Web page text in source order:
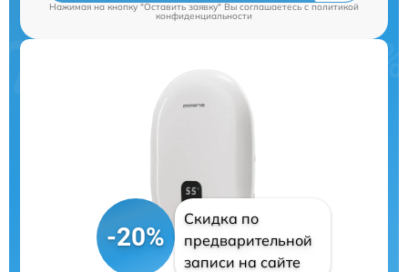
Нажимая на кнопку "Оставить заявку" Вы соглашаетесь cполитикой
конфиденциальности
-20%
Скидка по
предварительной
записи на сайте